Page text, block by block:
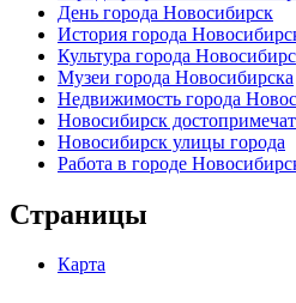
День города Новосибирск
История города
Культура города
Музеи города Новосибирска
Недвижимость города
Новосибирск
Новосибирск улицы города
Работа в городе
Страницы
Карта